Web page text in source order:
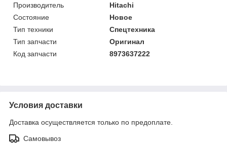
Производитель
Hitachi
Состояние
Новое
Тип техники
Спецтехника
Тип запчасти
Оригинал
Код запчасти
8973637222
Условия доставки
Доставка осуществляется только по предоплате.
Самовывоз